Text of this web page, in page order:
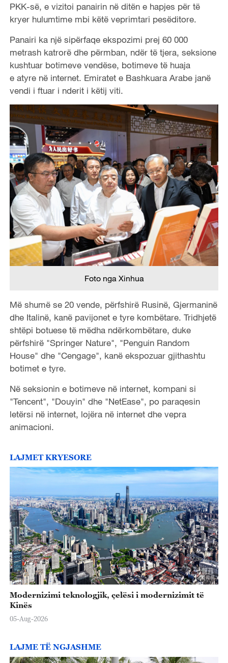
PKK-së, e vizitoi panairin në ditën e hapjes për të
kryer hulumtime mbi këtë veprimtari pesëditore.
Panairi ka një sipërfaqe ekspozimi prej 60 000
metrash katrorë dhe përmban, ndër të tjera, seksione
kushtuar botimeve vendëse, botimeve të huaja
e atyre në internet. Emiratet e Bashkuara Arabe janë
vendi i ftuar i nderit i këtij viti.
Foto nga Xinhua
Më shumë se 20 vende, përfshirë Rusinë, Gjermaninë
dhe Italinë, kanë pavijonet e tyre kombëtare. Tridhjetë
shtëpi botuese të mëdha ndërkombëtare, duke
përfshirë "Springer Nature", "Penguin Random
House" dhe "Cengage", kanë ekspozuar gjithashtu
botimet e tyre.
Në seksionin e botimeve në internet, kompani si
"Tencent", "Douyin" dhe "NetEase", po paraqesin
letërsi në internet, lojëra në internet dhe vepra
animacioni.
LAJMET KRYESORE
Modernizimi teknologjik, çelësi i modernizimit të
Kinës
05-Aug-2026
LAJME TË NGJASHME